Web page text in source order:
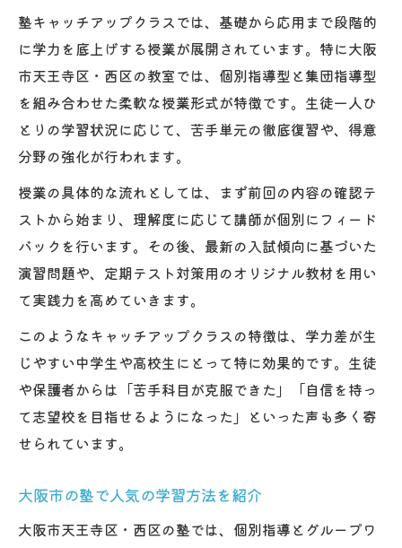
塾キャッチアップクラスでは、基礎から応用まで段階的
に学力を底上げする授業が展開されています。特に大阪
市天王寺区・西区の教室では、個別指導型と集団指導型
を組み合わせた柔軟な授業形式が特徴です。生徒一人ひ
とりの学習状況に応じて、苦手単元の徹底復習や、得意
分野の強化が行われます。
授業の具体的な流れとしては、まず前回の内容の確認テ
ストから始まり、理解度に応じて講師が個別にフィード
バックを行います。その後、最新の入試傾向に基づいた
演習問題や、定期テスト対策用のオリジナル教材を用い
て実践力を高めていきます。
このようなキャッチアップクラスの特徴は、学力差が生
じやすい中学生や高校生にとって特に効果的です。生徒
や保護者からは「苦手科目が克服できた」「自信を持っ
て志望校を目指せるようになった」といった声も多く寄
せられています。
大阪市の塾で人気の学習方法を紹介
大阪市天王寺区・西区の塾では、個別指導とグループワ